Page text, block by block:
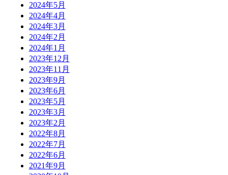
2024年5月
2024年4月
2024年3月
2024年2月
2024年1月
2023年12月
2023年11月
2023年9月
2023年6月
2023年5月
2023年3月
2023年2月
2022年8月
2022年7月
2022年6月
2021年9月